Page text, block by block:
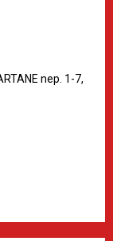
nep. 1-7,